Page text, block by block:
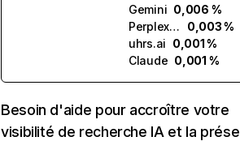
Gemini 0,006 %
Perplexity
0,003 %
uhrs.ai 0,001 %
Claude 0,001 %
Besoin d'aide pour accroître votre
visibilité de recherche IA et la